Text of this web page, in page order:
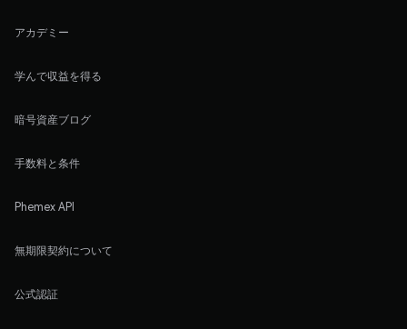
アカデミー
学んで収益を得る
暗号資産ブログ
手数料と条件
Phemex API
無期限契約について
公式認証